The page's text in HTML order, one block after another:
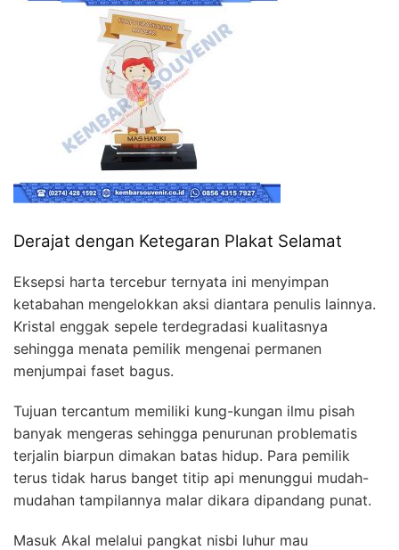
Derajat dengan Ketegaran Plakat Selamat
Eksepsi harta tercebur ternyata ini menyimpan
ketabahan mengelokkan aksi diantara penulis lainnya.
Kristal enggak sepele terdegradasi kualitasnya
sehingga menata pemilik mengenai permanen
menjumpai faset bagus.
Tujuan tercantum memiliki kung-kungan ilmu pisah
banyak mengeras sehingga penurunan problematis
terjalin biarpun dimakan batas hidup. Para pemilik
terus tidak harus banget titip api menunggui mudah-
mudahan tampilannya malar dikara dipandang punat.
Masuk Akal melalui pangkat nisbi luhur mau